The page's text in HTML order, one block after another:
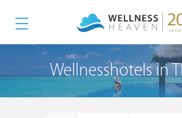
Wellnesshotels in